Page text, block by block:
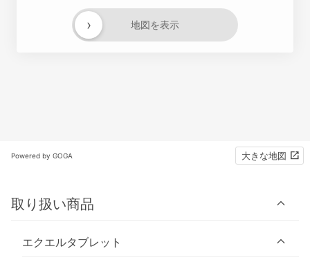
地図を表示
›
Powered by GOGA 大きな地図
取り扱い商品
エクエルタブレット